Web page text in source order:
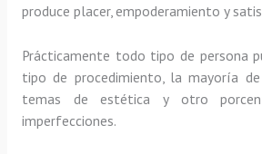
produce placer, empoderamiento y
Prácticamente todo tipo de persona
tipo de procedimiento, la mayoría
temas de estética y otro
imperfecciones.